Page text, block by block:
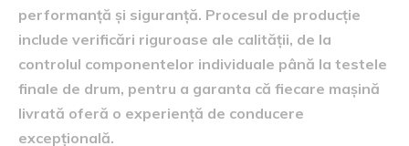
performanță și siguranță. Procesul de producție
include verificări riguroase ale calității, de la
controlul componentelor individuale până la testele
finale de drum, pentru a garanta că fiecare mașină
livrată oferă o experiență de conducere
excepțională.